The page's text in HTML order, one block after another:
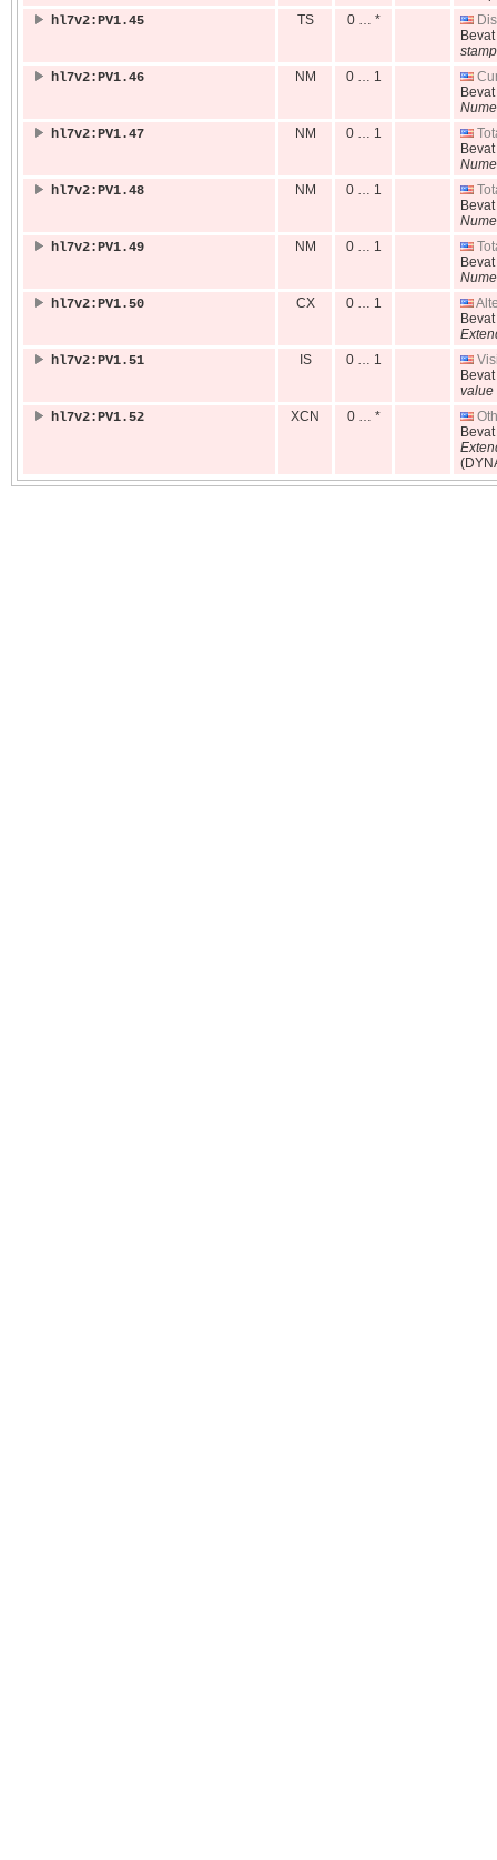
hl7v2:PV1.45
TS 0 … *
Bevat
stamp
hl7v2:PV1.46
NM 0 … 1
Bevat
hl7v2:PV1.47
NM 0 … 1
Bevat
hl7v2:PV1.48
NM 0 … 1
Bevat
hl7v2:PV1.49
NM 0 … 1
Bevat
hl7v2:PV1.50
CX 0 … 1
Bevat
hl7v2:PV1.51
IS 0 … 1
Bevat
value
hl7v2:PV1.52
XCN 0 … *
Bevat